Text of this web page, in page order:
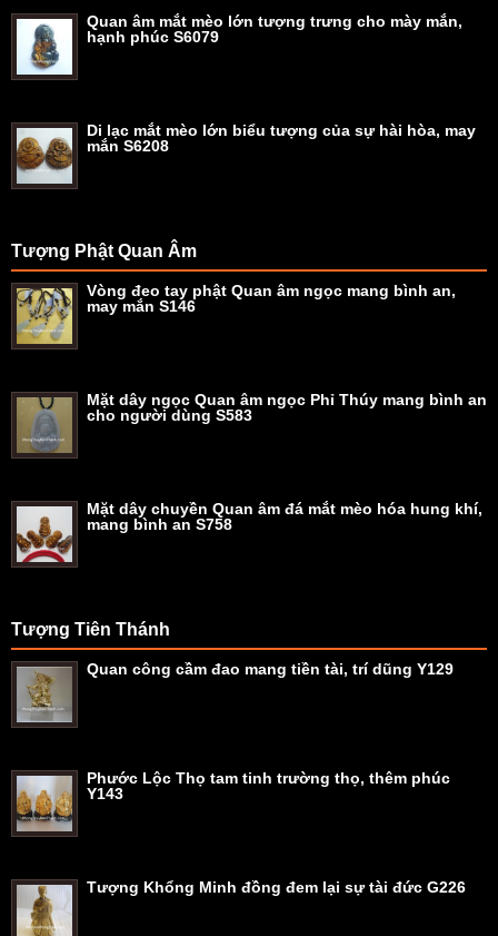
Quan âm mắt mèo lớn tượng trưng cho mày mắn,
hạnh phúc S6079
Di lạc mắt mèo lớn biểu tượng của sự hài hòa, may
mắn S6208
Tượng Phật Quan Âm
Vòng đeo tay phật Quan âm ngọc mang bình an,
may mắn S146
Mặt dây ngọc Quan âm ngọc Phỉ Thúy mang bình an
cho người dùng S583
Mặt dây chuyền Quan âm đá mắt mèo hóa hung khí,
mang bình an S758
Tượng Tiên Thánh
Quan công cầm đao mang tiền tài, trí dũng Y129
Phước Lộc Thọ tam tinh trường thọ, thêm phúc
Y143
Tượng Khổng Minh đồng đem lại sự tài đức G226